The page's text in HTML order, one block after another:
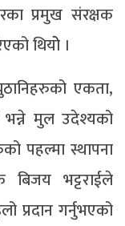
प्रमुख संरक्षक
थियोे ।
एकता,
मुल उदेश्यको
पहल्मा स्थापना
बिजय भट्टराईले
प्रदान गर्नुभएको